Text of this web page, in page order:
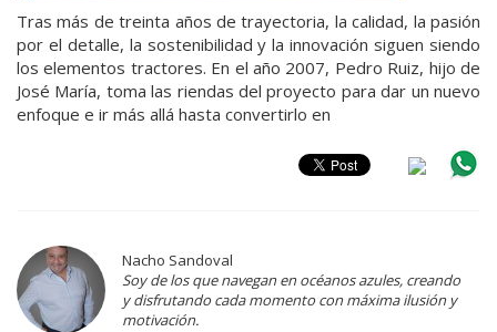
Tras más de treinta años de trayectoria, la calidad, la pasión
por el detalle, la sostenibilidad y la innovación siguen siendo
los elementos tractores. En el año 2007, Pedro Ruiz, hijo de
José María, toma las riendas del proyecto para dar un nuevo
enfoque e ir más allá hasta convertirlo en
Nacho Sandoval
Soy de los que navegan en océanos azules, creando
y disfrutando cada momento con máxima ilusión y
motivación.